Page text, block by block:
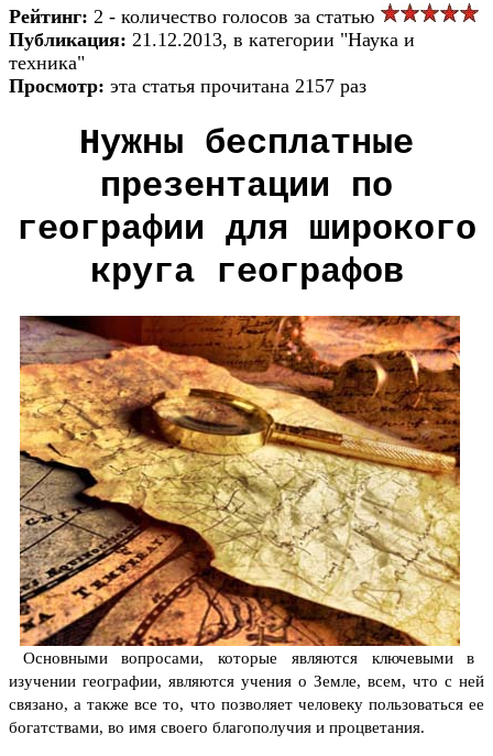
Рейтинг: 2 - количество голосов за статью
Публикация: 21.12.2013, в категории "Наука и
техника"
Просмотр: эта статья прочитана 2157 раз
Нужны бесплатные
презентации по
географии для широкого
круга географов
Основными вопросами, которые являются ключевыми в
изучении географии, являются учения о Земле, всем, что с ней
связано, а также все то, что позволяет человеку пользоваться ее
богатствами, во имя своего благополучия и процветания.